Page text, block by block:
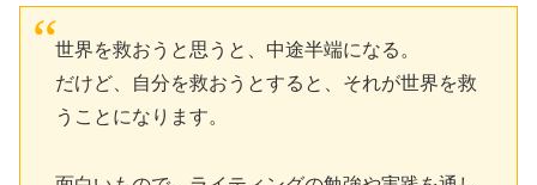
世界を救おうと思うと、中途半端になる。
だけど、自分を救おうとすると、それが世界を救
うことになります。